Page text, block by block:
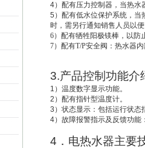
4）配有压力控制器，当热水
5 ）配有低水位保护系统， 当
时，需另行通知销售人员以
6）配有牺牲阳极镁棒，以防
7）配有T/P安全阀：热水器
3.产品控制功能介
1 ）温度数字显示功能。
2 ）配有指针型温度计。
3 ）状态显示：包括运行状
4）故障报警指示及反馈功
4 ．电热水器主要